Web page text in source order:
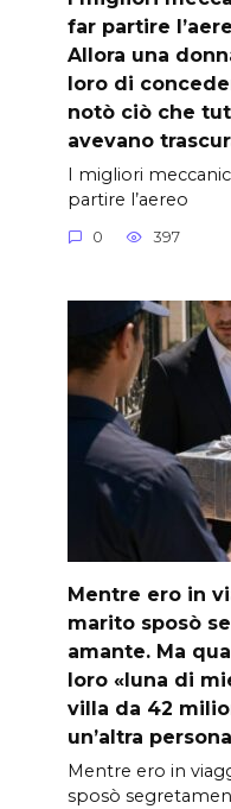
far partire
Allora una
loro di
notò ciò che
avevano
I migliori
partire l’aereo
0 397
Mentre ero in
marito sposò
amante. Ma
loro «luna di
villa da 42
un’altra
Mentre ero in
sposò